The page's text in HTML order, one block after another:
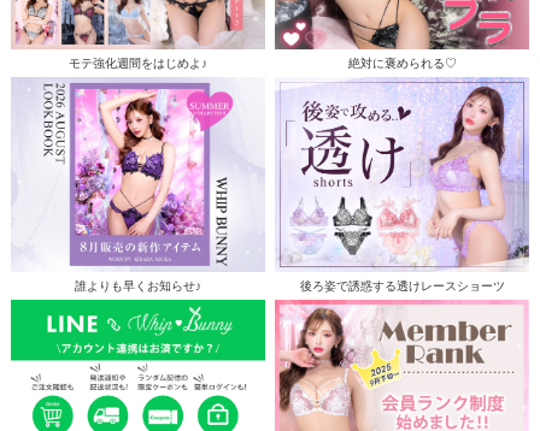
モテ強化週間をはじめよ♪ 絶対に褒められる♡
誰よりも早くお知らせ♪ 後ろ姿で誘惑する透けレースショーツ